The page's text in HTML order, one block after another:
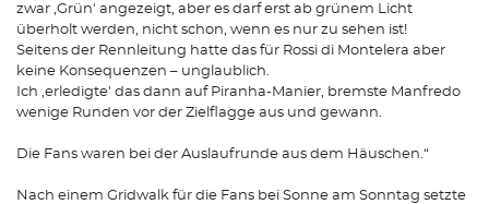
zwar ,Grün' angezeigt, aber es darf erst ab grünem Licht
überholt werden, nicht schon, wenn es nur zu sehen ist!
Seitens der Rennleitung hatte das für Rossi di Montelera aber
keine Konsequenzen – unglaublich.
Ich ,erledigte' das dann auf Piranha-Manier, bremste Manfredo
wenige Runden vor der Zielflagge aus und gewann.
Die Fans waren bei der Auslaufrunde aus dem Häuschen.“
Nach einem Gridwalk für die Fans bei Sonne am Sonntag setzte